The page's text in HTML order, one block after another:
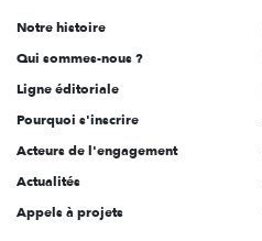
l'engagement
Notre histoire
Qui sommes-nous ?
Ligne éditoriale
Pourquoi s'inscrire
Acteurs de l'engagement
Actualités
Appels à projets